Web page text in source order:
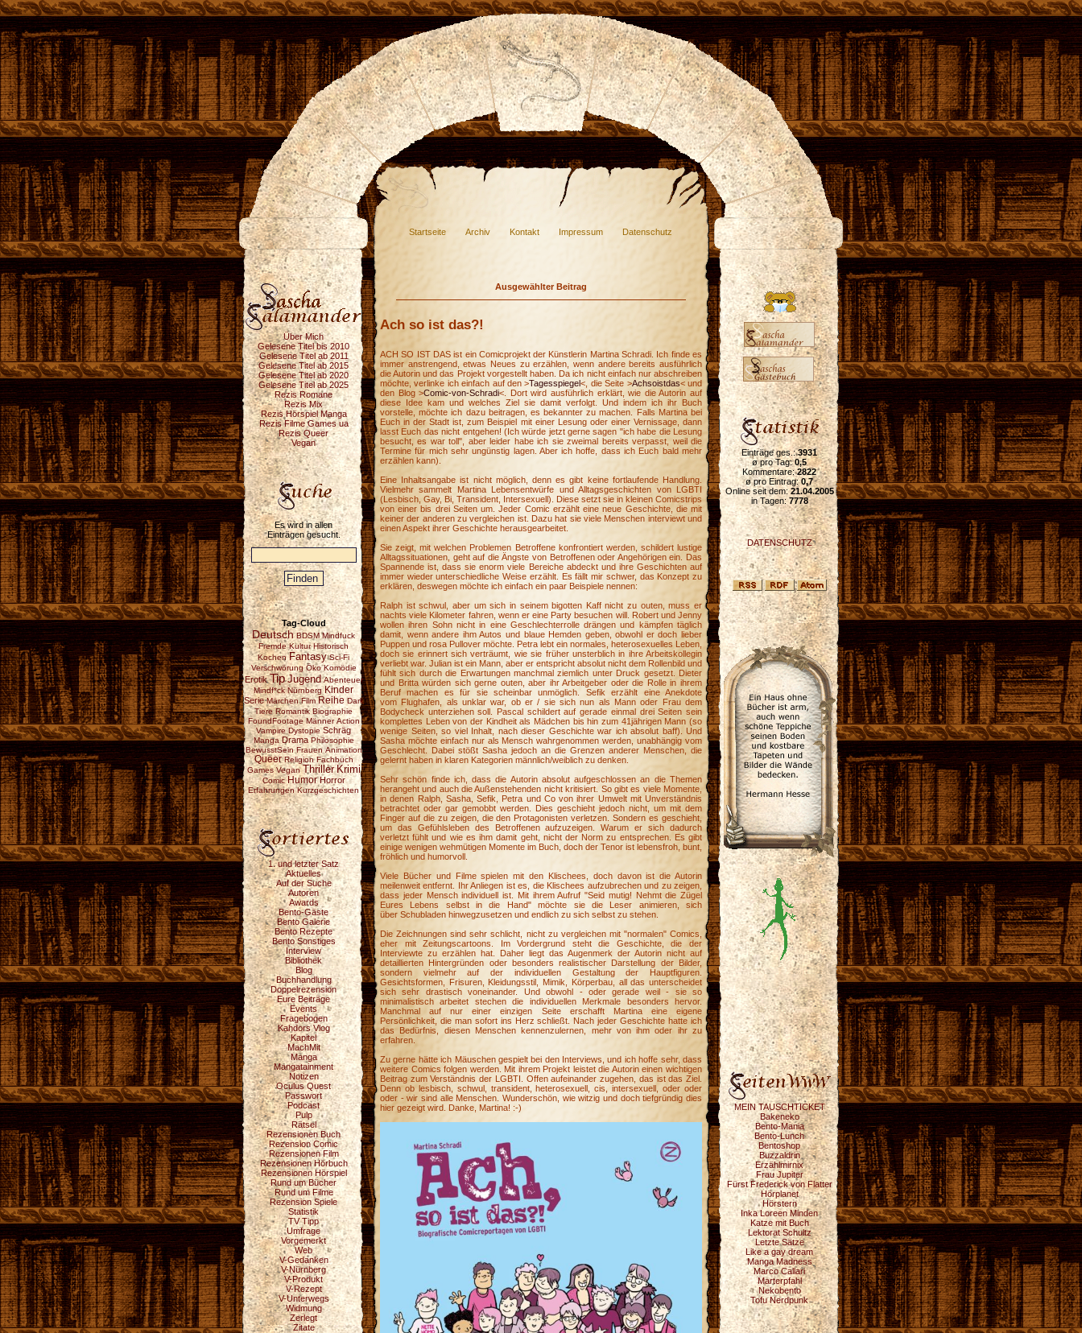
Startseite Archiv Kontakt Impressum Datenschutz
Über Mich
Gelesene Titel bis 2010
Gelesene Titel ab 2011
Gelesene Titel ab 2015
Gelesene Titel ab 2020
Gelesene Titel ab 2025
Rezis Romane
Rezis Mix
Rezis Hörspiel Manga
Rezis Filme Games ua
Rezis Queer
Vegan
Es wird in allen
Einträgen gesucht.
Tag-Cloud
Deutsch BDSM Mindfuck
Fremde Kultur Historisch
Kochen Fantasy Sci-Fi
Verschwörung Öko Komödie
Erotik Tip Jugend Abenteuer
Mindf*ck Nürnberg Kinder
Serie Märchen Film Reihe Dark
Tiere Romantik Biographie
FoundFootage Männer Action
Vampire Dystopie Schräg
Manga Drama Philosophie
BewusstSein Frauen Animation
Queer Religion Fachbuch
Games Vegan Thriller Krimi
Comic Humor Horror
Erfahrungen Kurzgeschichten
1. und letzter Satz
Aktuelles
Auf der Suche
Autoren
Awards
Bento-Gäste
Bento Galerie
Bento Rezepte
Bento Sonstiges
Interview
Bibliothek
Blog
Buchhandlung
Doppelrezension
Eure Beiträge
Events
Fragebogen
Kahdors Vlog
Kapitel
MachMit
Manga
Mangatainment
Notizen
Oculus Quest
Passwort
Podcast
Pulp
Rätsel
Rezensionen Buch
Rezension Comic
Rezensionen Film
Rezensionen Hörbuch
Rezensionen Hörspiel
Rund um Bücher
Rund um Filme
Rezension Spiele
Statistik
TV Tipp
Umfrage
Vorgemerkt
Web
V-Gedanken
V-Nürnberg
V-Produkt
V-Rezept
V-Unterwegs
Widmung
Zerlegt
Zitate
Ausgewählter Beitrag
Ach so ist das?!
ACH SO IST DAS ist ein Comicprojekt der Künstlerin Martina Schradi. Ich finde es
immer anstrengend, etwas Neues zu erzählen, wenn andere bereits ausführlich
die Autorin und das Projekt vorgestellt haben. Da ich nicht einfach nur abschreiben
möchte, verlinke ich einfach auf den >Tagesspiegel<, die Seite >Achsoistdas< und
den Blog >Comic-von-Schradi<. Dort wird ausführlich erklärt, wie die Autorin auf
diese Idee kam und welches Ziel sie damit verfolgt. Und indem ich ihr Buch
vorstelle, möchte ich dazu beitragen, es bekannter zu machen. Falls Martina bei
Euch in der Stadt ist, zum Beispiel mit einer Lesung oder einer Vernissage, dann
lasst Euch das nicht entgehen! (Ich würde jetzt gerne sagen "ich habe die Lesung
besucht, es war toll", aber leider habe ich sie zweimal bereits verpasst, weil die
Termine für mich sehr ungünstig lagen. Aber ich hoffe, dass ich Euch bald mehr
erzählen kann).
Eine Inhaltsangabe ist nicht möglich, denn es gibt keine fortlaufende Handlung.
Vielmehr sammelt Martina Lebensentwürfe und Alltagsgeschichten von LGBTI
(Lesbisch, Gay, Bi, Transident, Intersexuell). Diese setzt sie in kleinen Comicstrips
von einer bis drei Seiten um. Jeder Comic erzählt eine neue Geschichte, die mit
keiner der anderen zu vergleichen ist. Dazu hat sie viele Menschen interviewt und
einen Aspekt ihrer Geschichte herausgearbeitet.
Sie zeigt, mit welchen Problemen Betroffene konfrontiert werden, schildert lustige
Alltagssituationen, geht auf die Ängste von Betroffenen oder Angehörigen ein. Das
Spannende ist, dass sie enorm viele Bereiche abdeckt und ihre Geschichten auf
immer wieder unterschiedliche Weise erzählt. Es fällt mir schwer, das Konzept zu
erklären, deswegen möchte ich einfach ein paar Beispiele nennen:
Ralph ist schwul, aber um sich in seinem bigotten Kaff nicht zu outen, muss er
nachts viele Kilometer fahren, wenn er eine Party besuchen will. Robert und Jenny
wollen ihren Sohn nicht in eine Geschlechterrolle drängen und kämpfen täglich
damit, wenn andere ihm Autos und blaue Hemden geben, obwohl er doch lieber
Puppen und rosa Pullover möchte. Petra lebt ein normales, heterosexuelles Leben,
doch sie erinnert sich verträumt, wie sie früher unsterblich in ihre Arbeitskollegin
verliebt war. Julian ist ein Mann, aber er entspricht absolut nicht dem Rollenbild und
fühlt sich durch die Erwartungen manchmal ziemlich unter Druck gesetzt. Dieter
und Britta würden sich gerne outen, aber ihr Arbeitgeber oder die Rolle in ihrem
Beruf machen es für sie scheinbar unmöglich. Sefik erzählt eine Anekdote
vom Flughafen, als unklar war, ob er / sie sich nun als Mann oder Frau dem
Bodycheck unterziehen soll. Pascal schildert auf gerade einmal drei Seiten sein
komplettes Leben von der Kindheit als Mädchen bis hin zum 41jährigen Mann (so
wenige Seiten, so viel Inhalt, nach dieser Geschichte war ich absolut baff). Und
Sasha möchte einfach nur als Mensch wahrgenommen werden, unabhängig vom
Geschlecht. Dabei stößt Sasha jedoch an die Grenzen anderer Menschen, die
gelernt haben in klaren Kategorien männlich/weiblich zu denken.
Sehr schön finde ich, dass die Autorin absolut aufgeschlossen an die Themen
herangeht und auch die Außenstehenden nicht kritisiert. So gibt es viele Momente,
in denen Ralph, Sasha, Sefik, Petra und Co von ihrer Umwelt mit Unverständnis
betrachtet oder gar gemobbt werden. Dies geschieht jedoch nicht, um mit dem
Finger auf die zu zeigen, die den Protagonisten verletzen. Sondern es geschieht,
um das Gefühlsleben des Betroffenen aufzuzeigen. Warum er sich dadurch
verletzt fühlt und wie es ihm damit geht, nicht der Norm zu entsprechen. Es gibt
einige wenigen wehmütigen Momente im Buch, doch der Tenor ist lebensfroh, bunt,
fröhlich und humorvoll.
Viele Bücher und Filme spielen mit den Klischees, doch davon ist die Autorin
meilenweit entfernt. Ihr Anliegen ist es, die Klischees aufzubrechen und zu zeigen,
dass jeder Mensch individuell ist. Mit ihrem Aufruf "Seid mutig! Nehmt die Zügel
Eures Lebens selbst in die Hand" möchte sie die Leser animieren, sich
über Schubladen hinwegzusetzen und endlich zu sich selbst zu stehen.
Die Zeichnungen sind sehr schlicht, nicht zu vergleichen mit "normalen" Comics,
eher mit Zeitungscartoons. Im Vordergrund steht die Geschichte, die der
Interviewte zu erzählen hat. Daher liegt das Augenmerk der Autorin nicht auf
detaillierten Hintergründen oder besonders realistischer Darstellung der Bilder,
sondern vielmehr auf der individuellen Gestaltung der Hauptfiguren.
Gesichtsformen, Frisuren, Kleidungsstil, Mimik, Körperbau, all das unterscheidet
sich sehr drastisch voneinander. Und obwohl - oder gerade weil - sie so
minimalistisch arbeitet stechen die individuellen Merkmale besonders hervor.
Manchmal auf nur einer einzigen Seite erschafft Martina eine eigene
Persönlichkeit, die man sofort ins Herz schließt. Nach jeder Geschichte hatte ich
das Bedürfnis, diesen Menschen kennenzulernen, mehr von ihm oder ihr zu
erfahren.
Zu gerne hätte ich Mäuschen gespielt bei den Interviews, und ich hoffe sehr, dass
weitere Comics folgen werden. Mit ihrem Projekt leistet die Autorin einen wichtigen
Beitrag zum Verständnis der LGBTI. Offen aufeinander zugehen, das ist das Ziel.
Denn ob lesbisch, schwul, transident, heterosexuell, cis, intersexuell, oder oder
oder - wir sind alle Menschen. Wunderschön, wie witzig und doch tiefgründig dies
hier gezeigt wird. Danke, Martina! :-)
Einträge ges.:3931
ø pro Tag:0,5
Kommentare:2822
ø pro Eintrag:0,7
Online seit dem:21.04.2005
in Tagen:7778
DATENSCHUTZ
MEIN TAUSCHTICKET
Bakeneko
Bento-Mania
Bento-Lunch
Bentoshop
Buzzaldrin
Erzählmirnix
Frau Jupiter
Fürst Frederick von Flatter
Hörplanet
Hörstern
Inka Loreen Minden
Katze mit Buch
Lektorat Schultz
Letzte Sätze
Like a gay dream
Manga Madness
Marco Callari
Marterpfahl
Nekobento
Tofu Nerdpunk